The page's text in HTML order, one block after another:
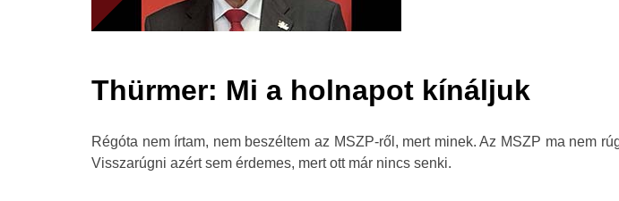
Thürmer: Mi a holnapot kínáljuk
Régóta nem írtam, nem beszéltem az MSZP-ről, mert minek. Az MSZP ma nem
Visszarúgni azért sem érdemes, mert ott már nincs senki.